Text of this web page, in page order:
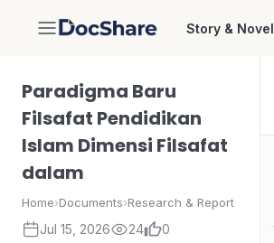
DocShare Story & Novel
Paradigma Baru
Filsafat Pendidikan
Islam Dimensi Filsafat
dalam
Home›Documents›Research & Report
Jul 15, 2026 24 0